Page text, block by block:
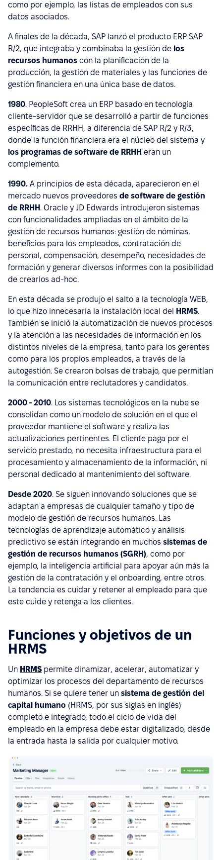
como por ejemplo, las listas de empleados con sus
datos asociados.
A finales de la década, SAP lanzó el producto ERP SAP
R/2, que integraba y combinaba la gestión de los
recursos humanos con la planificación de la
producción, la gestión de materiales y las funciones de
gestión financiera en una única base de datos.
1980. PeopleSoft crea un ERP basado en tecnología
cliente-servidor que se desarrolló a partir de funciones
específicas de RRHH, a diferencia de SAP R/2 y R/3,
donde la función financiera era el núcleo del sistema y
los programas de software de RRHH eran un
complemento.
1990. A principios de esta década, aparecieron en el
mercado nuevos proveedores de software de gestión
de RRHH . Oracle y JD Edwards introdujeron sistemas
con funcionalidades ampliadas en el ámbito de la
gestión de recursos humanos: gestión de nóminas,
beneficios para los empleados, contratación de
personal, compensación, desempeño, necesidades de
formación y generar diversos informes con la posibilidad
de crearlos ad-hoc.
En esta década se produjo el salto a la tecnología WEB,
lo que hizo innecesaria la instalación local del HRMS.
También se inició la automatización de nuevos procesos
y la atención a las necesidades de información en los
distintos niveles de la empresa, tanto para los gerentes
como para los propios empleados, a través de la
autogestión. Se crearon bolsas de trabajo, que permitían
la comunicación entre reclutadores y candidatos.
2000 - 2010. Los sistemas tecnológicos en la nube se
consolidan como un modelo de solución en el que el
proveedor mantiene el software y realiza las
actualizaciones pertinentes. El cliente paga por el
servicio prestado, no necesita infraestructura para el
procesamiento y almacenamiento de la información, ni
personal dedicado al mantenimiento del software.
Desde 2020. Se siguen innovando soluciones que se
adaptan a empresas de cualquier tamaño y tipo de
modelo de gestión de recursos humanos. Las
tecnologías de aprendizaje automático y análisis
predictivo se están integrando en muchos sistemas de
gestión de recursos humanos (SGRH), como por
ejemplo, la inteligencia artificial para apoyar aún más la
gestión de la contratación y el onboarding, entre otros.
La tendencia es cuidar y retener al empleado para que
este cuide y retenga a los clientes.
Funciones y objetivos de un
HRMS
Un HRMS permite dinamizar, acelerar, automatizar y
optimizar los procesos del departamento de recursos
humanos. Si se quiere tener un sistema de gestión del
capital humano (HRMS, por sus siglas en inglés)
completo e integrado, todo el ciclo de vida del
empleado en la empresa debe estar digitalizado, desde
la entrada hasta la salida por cualquier motivo.